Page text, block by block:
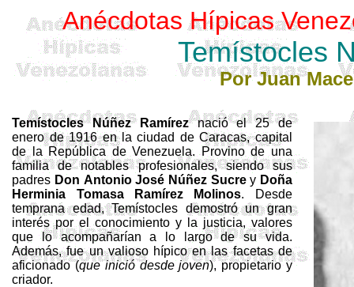
Anécdotas Hípicas
Temístocles
Por Juan
Temístocles Núñez Ramíreznació el 25 de
enero de 1916 en la ciudad de Caracas, capital
de la República de Venezuela. Provino de una
familia de notables profesionales, siendo sus
padres Don Antonio José Núñez Sucrey Doña
Herminia Tomasa Ramírez Molinos. Desde
temprana edad, Temístocles demostró un gran
interés por el conocimiento y la justicia, valores
que lo acompañarían a lo largo de su vida.
Además, fue un valioso hípico en las facetas de
aficionado (que inició desde joven), propietario y
criador.